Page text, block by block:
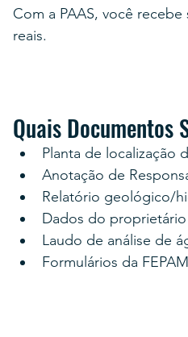
Com a PAAS, você
reais.
Quais Documentos
Planta de localização
Anotação de
Relatório geológico/
Dados do
Laudo de análise de
Formulários da